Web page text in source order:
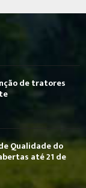
de tratores
Qualidade do
até 21 de